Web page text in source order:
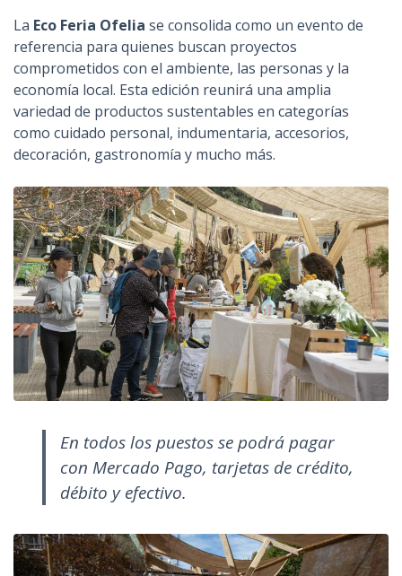
La Eco Feria Ofelia se consolida como un evento de
referencia para quienes buscan proyectos
comprometidos con el ambiente, las personas y la
economía local. Esta edición reunirá una amplia
variedad de productos sustentables en categorías
como cuidado personal, indumentaria, accesorios,
decoración, gastronomía y mucho más.
En todos los puestos se podrá pagar
con Mercado Pago, tarjetas de crédito,
débito y efectivo.